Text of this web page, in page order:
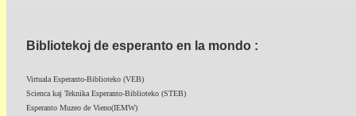
Bibliotekoj de esperanto en la mondo :
Virtuala Esperanto-Biblioteko (VEB)
Scienca kaj Teknika Esperanto-Biblioteko (STEB)
Esperanto Muzeo de Vieno(IEMW)